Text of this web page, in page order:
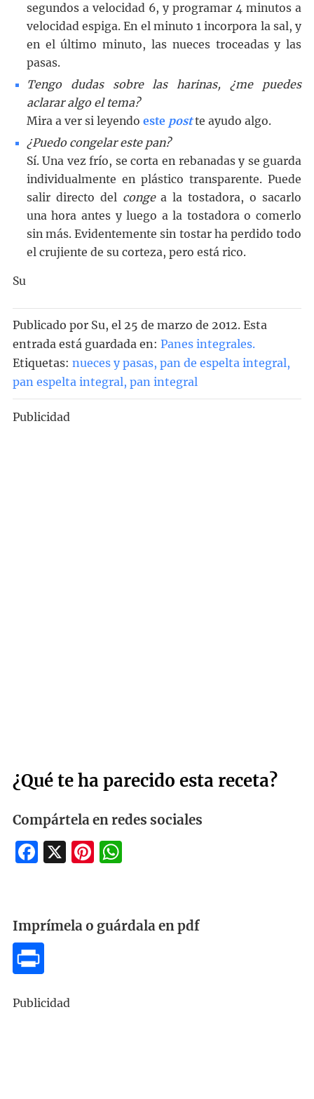
segundos a velocidad 6, y programar 4 minutos a
velocidad espiga. En el minuto 1 incorpora la sal, y
en el último minuto, las nueces troceadas y las
pasas.
Tengo dudas sobre las harinas, ¿me puedes
aclarar algo el tema?
Mira a ver si leyendo este post te ayudo algo.
¿Puedo congelar este pan?
Sí. Una vez frío, se corta en rebanadas y se guarda
individualmente en plástico transparente. Puede
salir directo del congea la tostadora, o sacarlo
una hora antes y luego a la tostadora o comerlo
sin más. Evidentemente sin tostar ha perdido todo
el crujiente de su corteza, pero está rico.
Su
Publicado por Su, el 25 de marzo de 2012. Esta
entrada está guardada en: Panes integrales.
Etiquetas: nueces y pasas, pan de espelta integral,
pan espelta integral, pan integral
Publicidad
¿Qué te ha parecido esta receta?
Compártela en redes sociales
Facebook
X Pinterest
WhatsApp
Imprímela o guárdala en pdf
Publicidad